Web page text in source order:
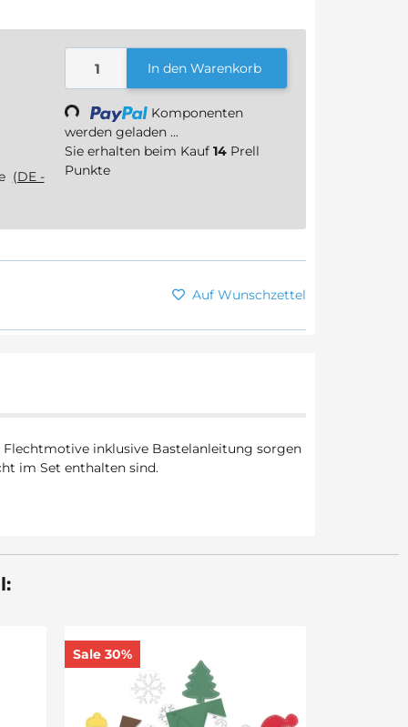
(DE -
In den Warenkorb
Loading...
Komponenten
werden geladen ...
Sie erhalten beim Kauf 14 Prell
Punkte
Auf Wunschzettel
Flechtmotive inklusive Bastelanleitung sorgen
im Set enthalten sind.
Sticknadeln 25 Stück mit
stumpfer Spitze, Nr. 18 L: 50